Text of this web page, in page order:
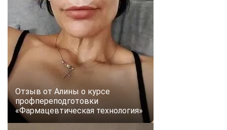
Отзыв от Алины о курсе
профпереподготовки
«Фармацевтическая технология»